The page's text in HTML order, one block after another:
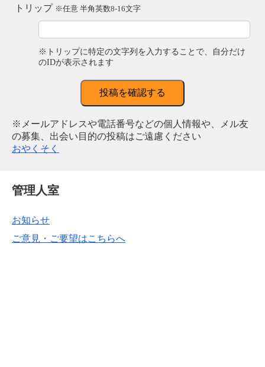
トリップ ※任意 半角英数8-16文字
※トリップに特定の文字列を入力することで、自分だけ
のIDが表示されます
投稿を確認する
※メールアドレスや電話番号などの個人情報や、メル友
の募集、出会い目的の投稿はご遠慮ください
おやくそく
管理人室
お知らせ
ご意見・ご要望はこちらへ